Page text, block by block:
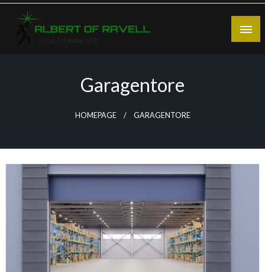
Skip
Garagentore
HOMEPAGE GARAGENTORE